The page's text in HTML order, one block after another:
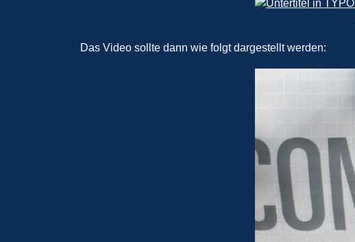
Das Video sollte dann wie folgt dargestellt werden: